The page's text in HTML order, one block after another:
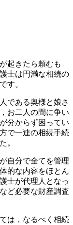
起きたら頼むも
士は円満な相続の
す。
である奥様と娘さ
お二人の間に争い
分からず困ってい
で一連の相続手続
。
自分で全てを管理
的な内容をほとん
士が代理人となっ
ど必要な財産調査
は，なるべく相続